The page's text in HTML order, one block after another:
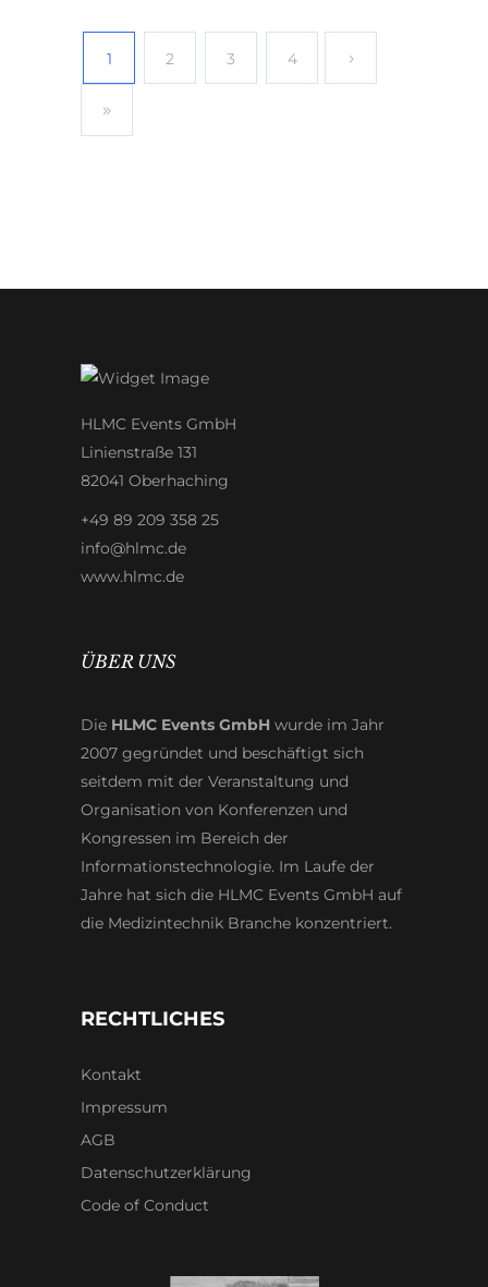
1 2 3 4
HLMC Events GmbH
Linienstraße 131
82041 Oberhaching
+49 89 209 358 25
info@hlmc.de
www.hlmc.de
ÜBER UNS
Die HLMC Events GmbH wurde im Jahr
2007 gegründet und beschäftigt sich
seitdem mit der Veranstaltung und
Organisation von Konferenzen und
Kongressen im Bereich der
Informationstechnologie. Im Laufe der
Jahre hat sich die HLMC Events GmbH auf
die Medizintechnik Branche konzentriert.
RECHTLICHES
Kontakt
Impressum
AGB
Datenschutzerklärung
Code of Conduct